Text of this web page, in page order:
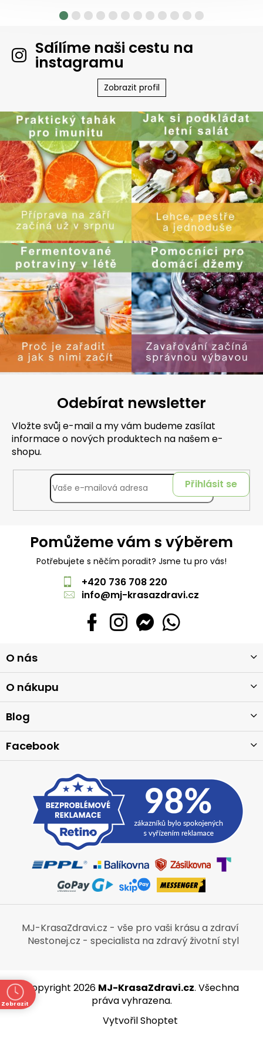
Sdílíme naši cestu na
instagramu
Zobrazit profil
Odebírat newsletter
Vložte svůj e-mail a my vám budeme zasílat
informace o nových produktech na našem e-
shopu.
Přihlásit se
Pomůžeme vám s výběrem
Potřebujete s něčím poradit? Jsme tu pro vás!
+420 736 708 220
info@mj-krasazdravi.cz
á
p
a
t
O nás
O nákupu
Blog
Facebook
MJ-KrasaZdravi.cz - vše pro vaši krásu a zdraví
Nestonej.cz - specialista na zdravý životní styl
Vytvořil Shoptet
Copyright 2026 MJ-KrasaZdravi.cz. Všechna
práva vyhrazena.
Zobrazit